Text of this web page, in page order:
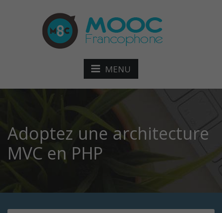
MENU
Adoptez une architecture
MVC en PHP